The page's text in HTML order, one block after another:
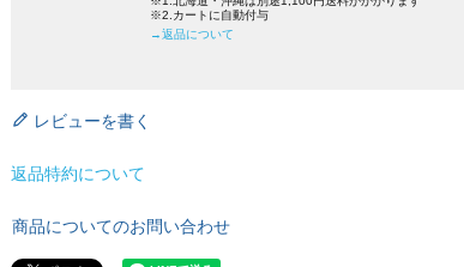
※2.カートに自動付与
→返品について
レビューを書く
返品特約について
商品についてのお問い合わせ